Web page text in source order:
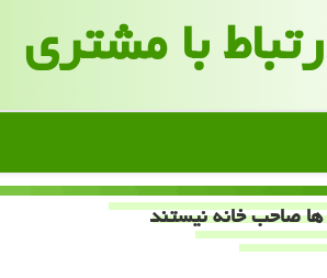
با مشتری